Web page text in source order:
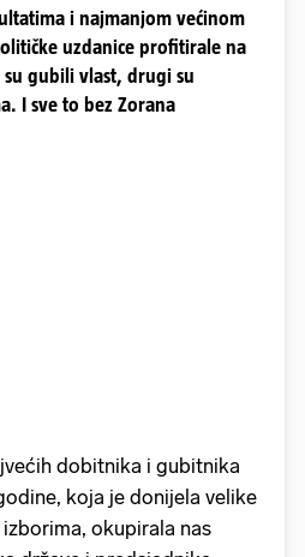
i najmanjom većinom
uzdanice profitirale na
gubili vlast, drugi su
I sve to bez Zorana
dobitnika i gubitnika
koja je donijela velike
okupirala nas